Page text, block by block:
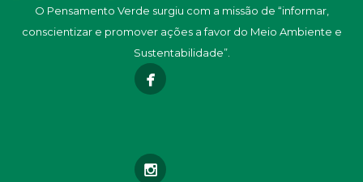
O Pensamento Verde surgiu com a missão de “informar,
conscientizar e promover ações a favor do Meio Ambiente e
Sustentabilidade”.